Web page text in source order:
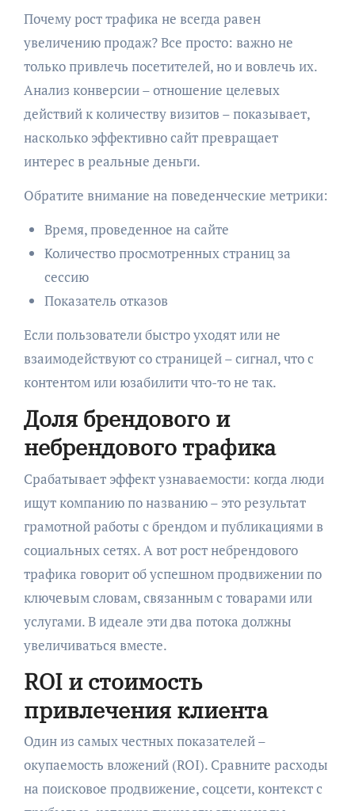
Почему рост трафика не всегда равен
увеличению продаж? Все просто: важно не
только привлечь посетителей, но и вовлечь их.
Анализ конверсии – отношение целевых
действий к количеству визитов – показывает,
насколько эффективно сайт превращает
интерес в реальные деньги.
Обратите внимание на поведенческие метрики:
Время, проведенное на сайте
Количество просмотренных страниц за
сессию
Показатель отказов
Если пользователи быстро уходят или не
взаимодействуют со страницей – сигнал, что с
контентом или юзабилити что-то не так.
Доля брендового и
небрендового трафика
Срабатывает эффект узнаваемости: когда люди
ищут компанию по названию – это результат
грамотной работы с брендом и публикациями в
социальных сетях. А вот рост небрендового
трафика говорит об успешном продвижении по
ключевым словам, связанным с товарами или
услугами. В идеале эти два потока должны
увеличиваться вместе.
ROI и стоимость
привлечения клиента
Один из самых честных показателей –
окупаемость вложений (ROI). Сравните расходы
на поисковое продвижение, соцсети, контекст с